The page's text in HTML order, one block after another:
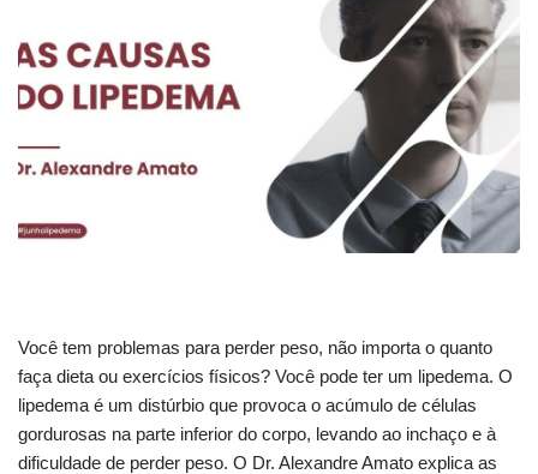
Você tem problemas para perder peso, não importa o quanto
faça dieta ou exercícios físicos? Você pode ter um lipedema. O
lipedema é um distúrbio que provoca o acúmulo de células
gordurosas na parte inferior do corpo, levando ao inchaço e à
dificuldade de perder peso. O Dr. Alexandre Amato explica as